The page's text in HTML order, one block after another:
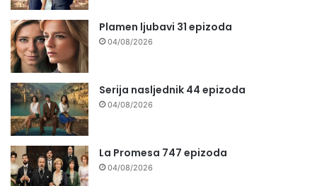
Plamen ljubavi 31 epizoda
04/08/2026
Serija nasljednik 44 epizoda
04/08/2026
La Promesa 747 epizoda
04/08/2026